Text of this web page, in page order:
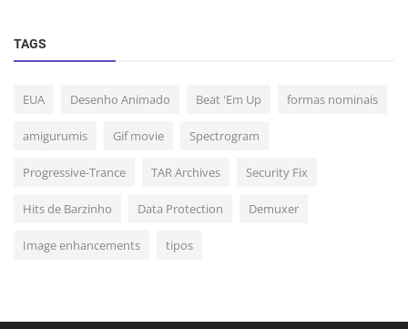
TAGS
EUA Desenho Animado Beat 'Em Up formas nominais
amigurumis Gif movie Spectrogram
Progressive-Trance TAR Archives Security Fix
Hits de Barzinho Data Protection Demuxer
Image enhancements tipos